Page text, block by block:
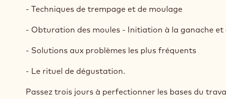
- Techniques de trempage et de moulage
- Obturation des moules - Initiation à la ganache et
- Solutions aux problèmes les plus fréquents
- Le rituel de dégustation.
Passez trois jours à perfectionner les bases du